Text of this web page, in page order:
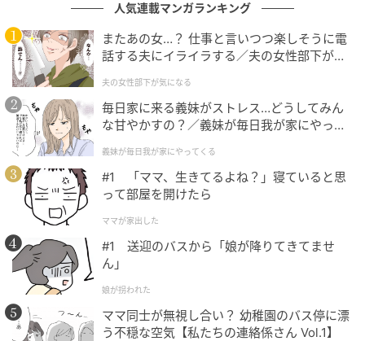
日本だとカートは基本無料で、使用後は元の場所に戻
すのがマナーですよね。日本人が、オランダの利用方
法を知ると驚いてしまうかもしれません！
ブログ：ひか（ひかさん一家でゴゴッゴー！ ）
※本記事は過去に配信した内容を再編集して構成して
います。
クリエイター情報
ひか
オランダ在住の日本人主婦。夫や愛犬と過ごす日常
を漫画にし、ブログにて発信中。モットーは「すべ
作品をもっとみる
人気連載マンガランキング
またあの女…？ 仕事と言いつつ楽しそうに電
話する夫にイライラする／夫の女性部下が気
夫の女性部下が気になる
毎日家に来る義妹がストレス…どうしてみん
な甘やかすの？／義妹が毎日我が家にやって
が】
義妹が毎日我が家にやってくる
#1 「ママ、生きてるよね？」寝ていると思
って部屋を開けたら
ママが家出した
#1 送迎のバスから「娘が降りてきてませ
ん」
娘が拐われた
ママ同士が無視し合い？ 幼稚園のバス停に漂
う不穏な空気【私たちの連絡係さん Vol.1】